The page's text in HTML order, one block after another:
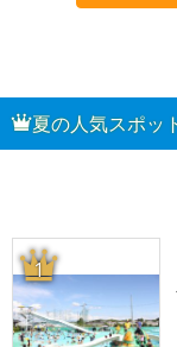
夏の人気スポッ
1